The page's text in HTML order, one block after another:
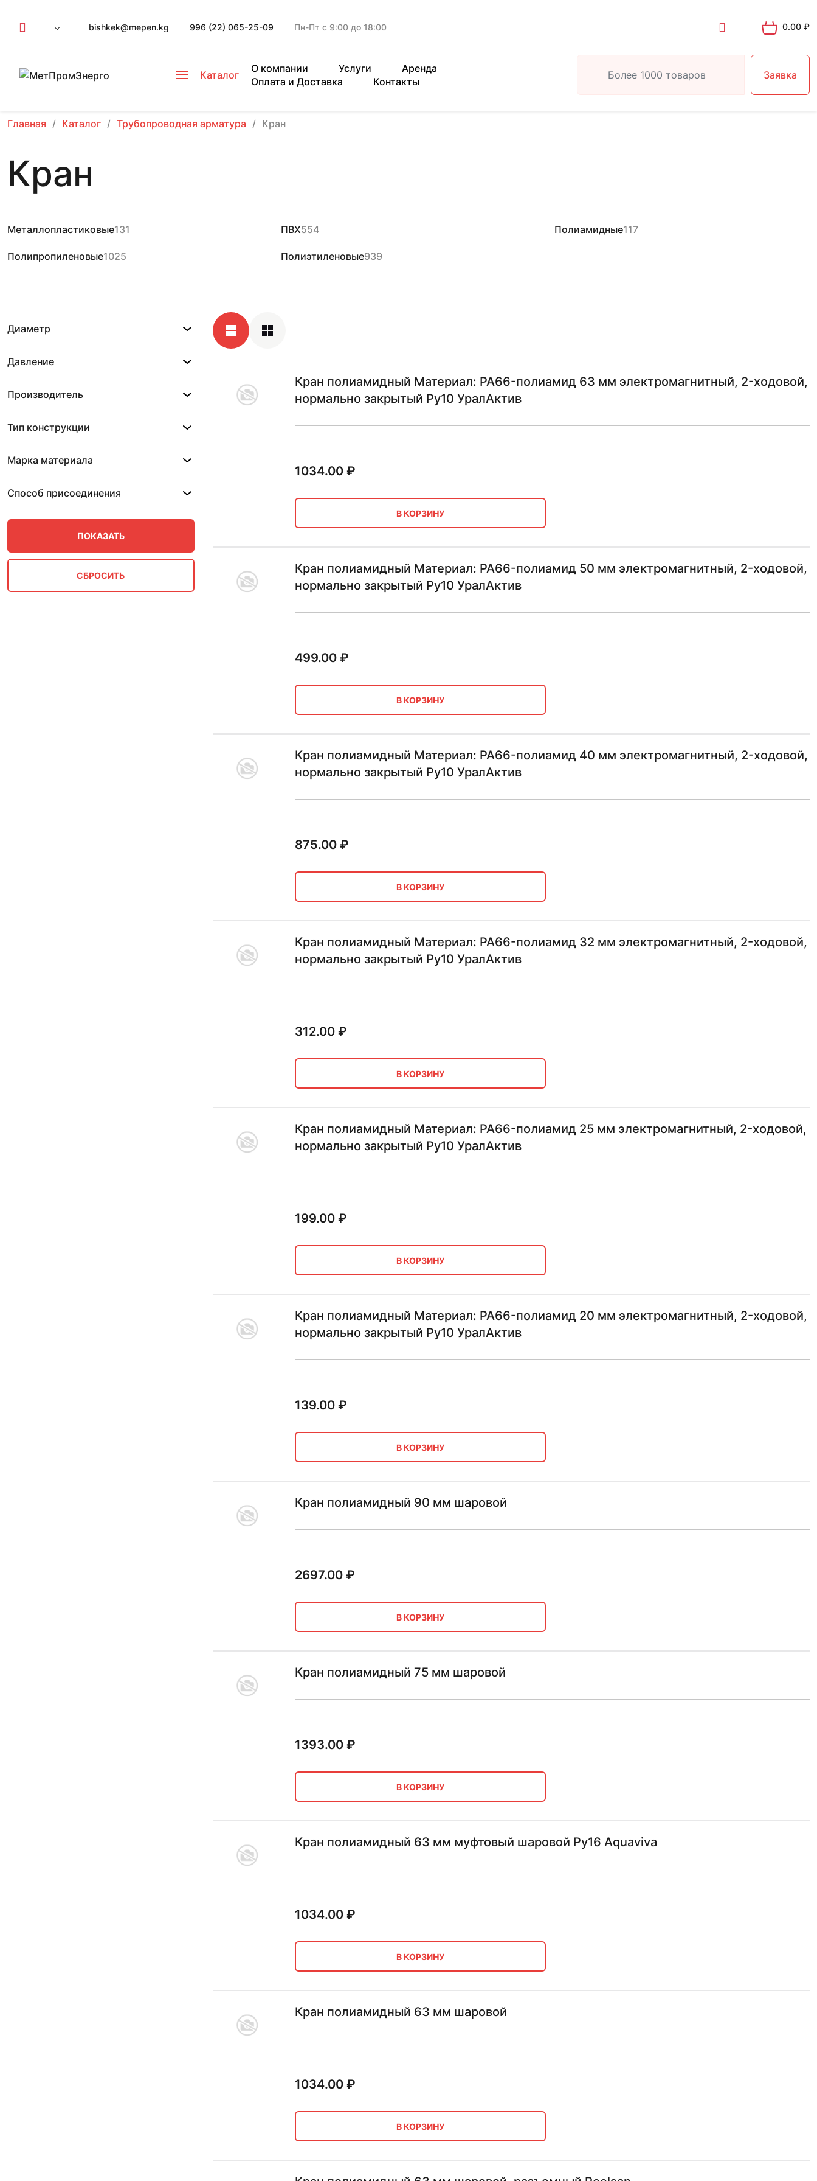
bishkek@mepen.kg 996 (22) 065-25-09 Пн-Пт с 9:00 до 18:00 0.00 ₽
Каталог
О компании Услуги
Аренда
Оплата и Доставка
Контакты
Заявка
Главная Каталог Трубопроводная арматура Кран
Кран
Металлопластиковые131 ПВХ554 Полиамидные117
Полипропиленовые1025 Полиэтиленовые939
Диаметр
Давление
Производитель
Тип конструкции
Марка материала
Способ присоединения
Кран полиамидный Материал: PA66-полиамид 63 мм электромагнитный, 2-ходовой,
нормально закрытый Ру10 УралАктив
1034.00₽
В КОРЗИНУ
Кран полиамидный Материал: PA66-полиамид 50 мм электромагнитный, 2-ходовой,
нормально закрытый Ру10 УралАктив
499.00₽
В КОРЗИНУ
Кран полиамидный Материал: PA66-полиамид 40 мм электромагнитный, 2-ходовой,
нормально закрытый Ру10 УралАктив
875.00₽
В КОРЗИНУ
Кран полиамидный Материал: PA66-полиамид 32 мм электромагнитный, 2-ходовой,
нормально закрытый Ру10 УралАктив
312.00₽
В КОРЗИНУ
Кран полиамидный Материал: PA66-полиамид 25 мм электромагнитный, 2-ходовой,
нормально закрытый Ру10 УралАктив
199.00₽
В КОРЗИНУ
Кран полиамидный Материал: PA66-полиамид 20 мм электромагнитный, 2-ходовой,
нормально закрытый Ру10 УралАктив
139.00₽
В КОРЗИНУ
Кран полиамидный 90 мм шаровой
2697.00₽
В КОРЗИНУ
Кран полиамидный 75 мм шаровой
1393.00₽
В КОРЗИНУ
Кран полиамидный 63 мм муфтовый шаровой Ру16 Aquaviva
1034.00₽
В КОРЗИНУ
Кран полиамидный 63 мм шаровой
1034.00₽
В КОРЗИНУ